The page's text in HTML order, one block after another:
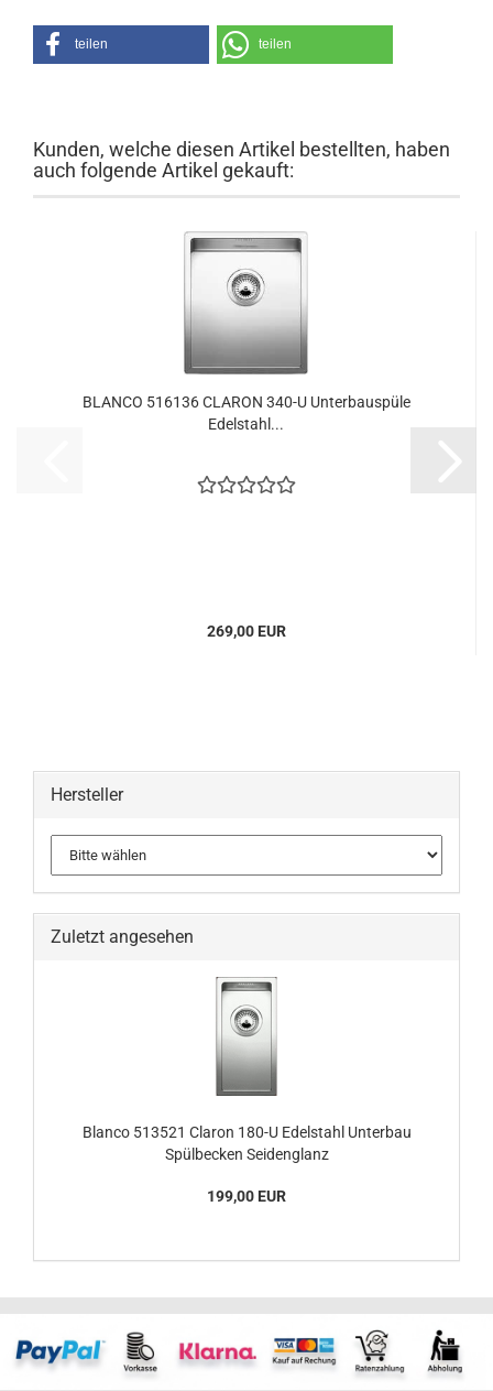
teilen teilen
Kunden, welche diesen Artikel bestellten, haben
auch folgende Artikel gekauft:
BLANCO 516136 CLARON 340-U Un­ter­bau­spü­le
Edelstahl...
269,00 EUR
Hersteller
Zuletzt angesehen
Blanco 513521 Claron 180-U Edelstahl Unterbau
Spülbecken Seidenglanz
199,00 EUR